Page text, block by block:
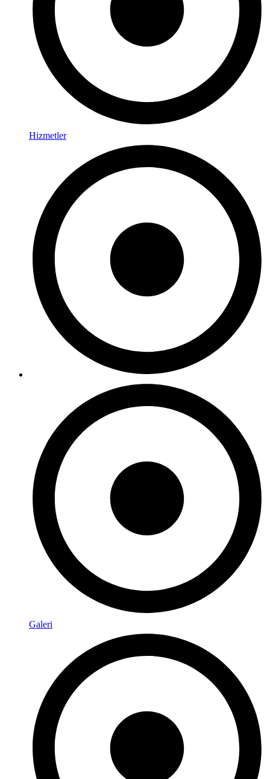
Hizmetler
Galeri